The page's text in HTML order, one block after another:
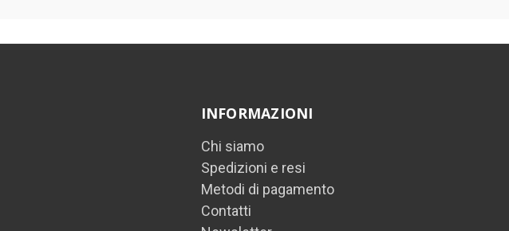
INFORMAZIONI
Chi siamo
Spedizioni e resi
Metodi di pagamento
Contatti